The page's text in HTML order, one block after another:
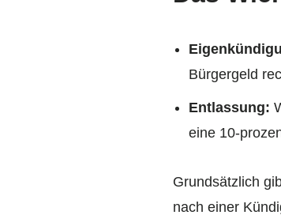
Bürgergeld
Entlassung:
eine 10-
Grundsätzlich
nach einer